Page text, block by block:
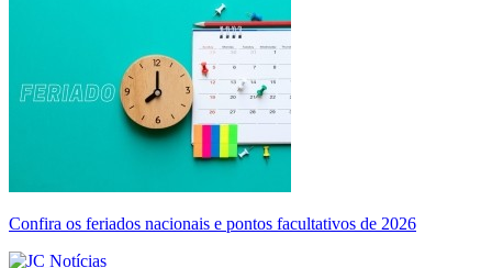
Confira os feriados nacionais e pontos facultativos de 2026